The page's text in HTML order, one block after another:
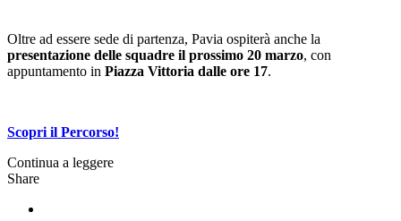
Oltre ad essere sede di partenza, Pavia ospiterà anche la
presentazione delle squadre il prossimo 20 marzo, con
appuntamento in Piazza Vittoria dalle ore 17.
Scopri il Percorso!
Continua a leggere
Share